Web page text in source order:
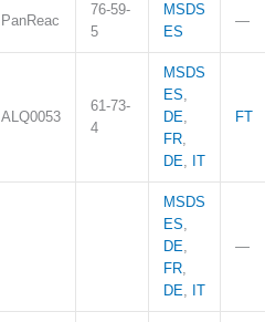
PanReac
76-59-
5
MSDS
ES
—
ALQ0053
61-73-
4
MSDS
ES,
DE,
FR,
DE, IT
FT
MSDS
ES,
DE,
FR,
DE, IT
—